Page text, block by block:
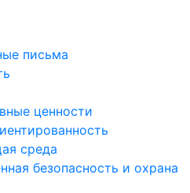
письма
ценности
среда
безопасность и охрана